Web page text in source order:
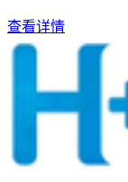
查看详情